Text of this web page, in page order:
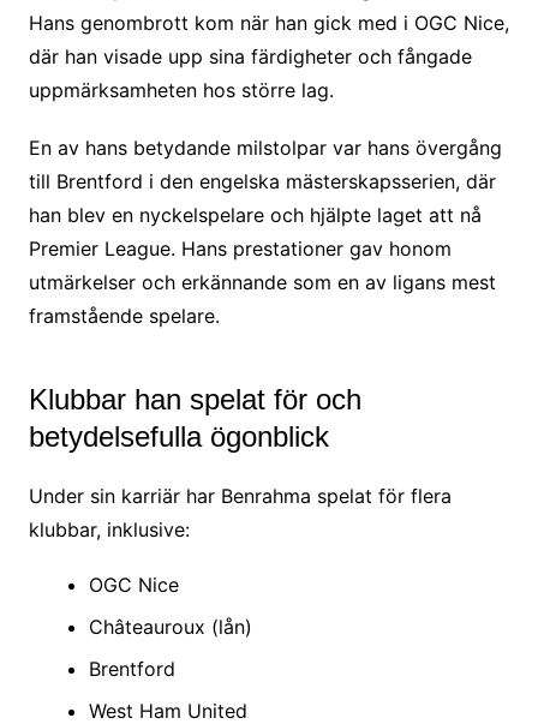
Hans genombrott kom när han gick med i OGC Nice,
där han visade upp sina färdigheter och fångade
uppmärksamheten hos större lag.
En av hans betydande milstolpar var hans övergång
till Brentford i den engelska mästerskapsserien, där
han blev en nyckelspelare och hjälpte laget att nå
Premier League. Hans prestationer gav honom
utmärkelser och erkännande som en av ligans mest
framstående spelare.
Klubbar han spelat för och
betydelsefulla ögonblick
Under sin karriär har Benrahma spelat för flera
klubbar, inklusive:
OGC Nice
Châteauroux (lån)
Brentford
West Ham United